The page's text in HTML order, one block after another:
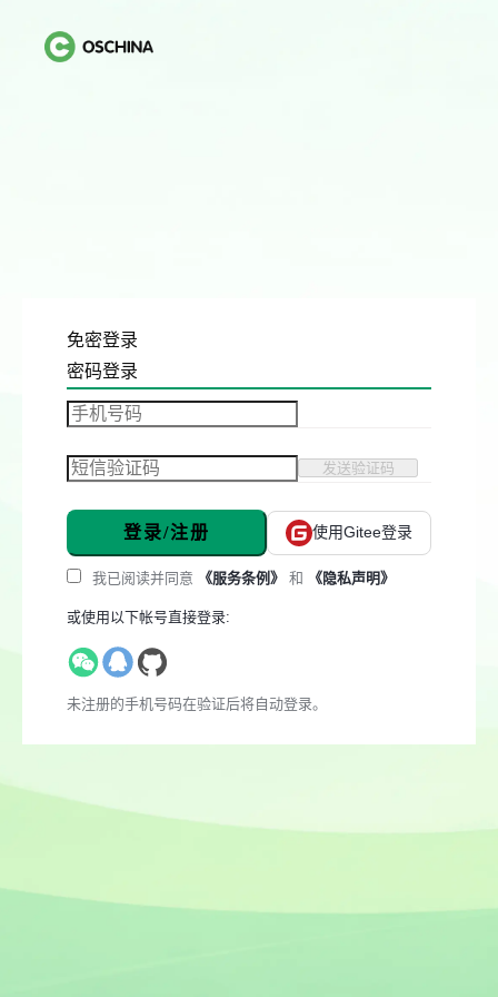
免密登录
密码登录
发送验证码
登录/注册 使用Gitee登录
我已阅读并同意 《服务条例》 和 《隐私声明》
或使用以下帐号直接登录:
未注册的手机号码在验证后将自动登录。